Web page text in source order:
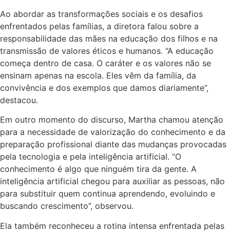
Ao abordar as transformações sociais e os desafios
enfrentados pelas famílias, a diretora falou sobre a
responsabilidade das mães na educação dos filhos e na
transmissão de valores éticos e humanos. “A educação
começa dentro de casa. O caráter e os valores não se
ensinam apenas na escola. Eles vêm da família, da
convivência e dos exemplos que damos diariamente”,
destacou.
Em outro momento do discurso, Martha chamou atenção
para a necessidade de valorização do conhecimento e da
preparação profissional diante das mudanças provocadas
pela tecnologia e pela inteligência artificial. “O
conhecimento é algo que ninguém tira da gente. A
inteligência artificial chegou para auxiliar as pessoas, não
para substituir quem continua aprendendo, evoluindo e
buscando crescimento”, observou.
Ela também reconheceu a rotina intensa enfrentada pelas